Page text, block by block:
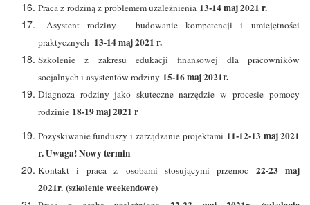
Praca z rodziną z problemem uzależnienia 13-14 maj 2021 r.
Asystent rodziny – budowanie kompetencji i umiejętności
praktycznych 13-14 maj 2021 r.
Szkolenie z zakresu edukacji finansowej dla pracowników
socjalnych i asystentów rodziny 15-16 maj 2021r.
Diagnoza rodziny jako skuteczne narzędzie w procesie pomocy
rodzinie 18-19 maj 2021 r
Pozyskiwanie funduszy i zarządzanie projektami 11-12-13 maj 2021
r. Uwaga! Nowy termin
Kontakt i praca z osobami stosującymi przemoc 22-23 maj
2021r. (szkolenie weekendowe)